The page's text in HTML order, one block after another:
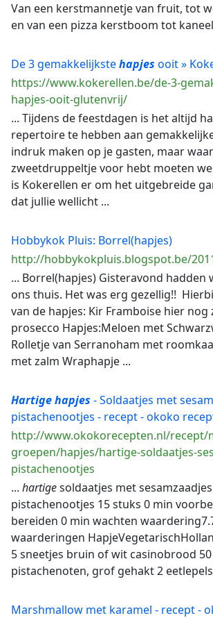
Van een kerstmannetje van fruit, tot
en van een pizza kerstboom tot
De 3 gemakkelijkstehapjes ooit »
https://www.kokerellen.be/de-3-
hapjes-ooit-glutenvrij/
... Tijdens de feestdagen is het altijd
repertoire te hebben aan
indruk maken op je gasten, maar
zweetdruppeltje voor hebt moeten
is Kokerellen er om het uitgebreide
dat jullie wellicht ...
Hobbykok Pluis: Borrel(hapjes)
http://hobbykokpluis.blogspot.be/
... Borrel(hapjes) Gisteravond hadden
ons thuis. Het was erg gezellig!!
van de hapjes: Kir Framboise hier nog
prosecco Hapjes:Meloen met
Rolletje van Serranoham met
met zalm Wraphapje ...
Hartigehapjes - Soldaatjes met
pistachenootjes - recept - okoko
http://www.okokorecepten.nl/recept/
groepen/hapjes/hartige-soldaatjes-
pistachenootjes
... hartigesoldaatjes met
pistachenootjes 15 stuks 0 min
bereiden 0 min wachten
waarderingen
5 sneetjes bruin of wit casinobrood
pistachenoten, grof gehakt 2 eetlepels
Marshmallow met karamel - recept -